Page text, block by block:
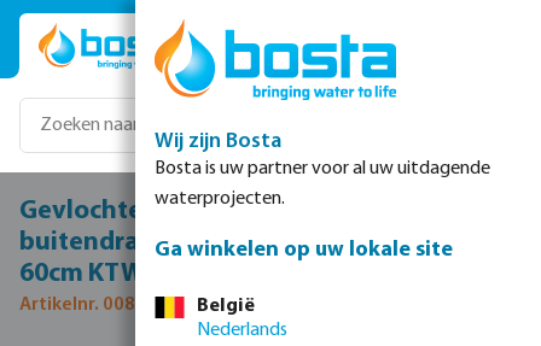
Ga naar de hoofdinhoud
Gevlochten slang 90° RVS/silicone 1"
buitendraad x wartel binnendraad 6bar
60cm KTW/DVGW type haaks
Artikelnr. 0081135
Wij zijn Bosta
Bosta is uw partner voor al uw uitdagende
waterprojecten.
Ga winkelen op uw lokale site
België
Nederlands